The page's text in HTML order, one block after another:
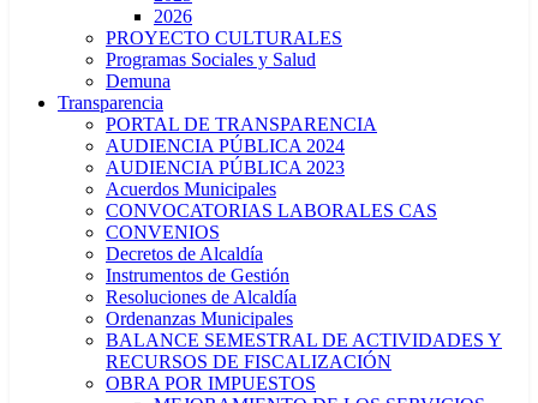
2026
PROYECTO CULTURALES
Programas Sociales y Salud
Demuna
Transparencia
PORTAL DE TRANSPARENCIA
AUDIENCIA PÚBLICA 2024
AUDIENCIA PÚBLICA 2023
Acuerdos Municipales
CONVOCATORIAS LABORALES CAS
CONVENIOS
Decretos de Alcaldía
Instrumentos de Gestión
Resoluciones de Alcaldía
Ordenanzas Municipales
BALANCE SEMESTRAL DE ACTIVIDADES Y
RECURSOS DE FISCALIZACIÓN
OBRA POR IMPUESTOS